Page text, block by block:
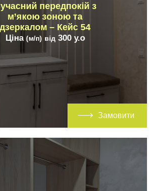
передпокій з
м’якою зоною та
дзеркалом – Кейс 54
Ціна (м/п) від300 у.о
Замовити